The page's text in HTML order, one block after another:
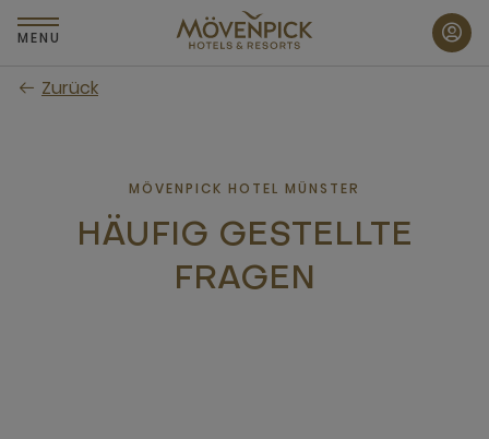
Zum
Hauptinhalt
MENU
Zurück
MÖVENPICK HOTEL MÜNSTER
HÄUFIG GESTELLTE
FRAGEN